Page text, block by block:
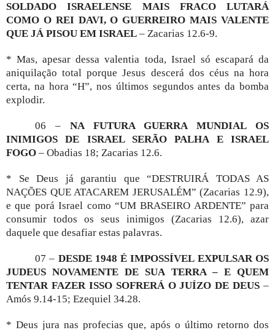
SOLDADO ISRAELENSE MAIS FRACO LUTARÁ
COMO O REI DAVI, O GUERREIRO MAIS VALENTE
QUE JÁ PISOU EM ISRAEL – Zacarias 12.6-9.
* Mas, apesar dessa valentia toda, Israel só escapará da
aniquilação total porque Jesus descerá dos céus na hora
certa, na hora “H”, nos últimos segundos antes da bomba
explodir.
06 – NA FUTURA GUERRA MUNDIAL OS
INIMIGOS DE ISRAEL SERÃO PALHA E ISRAEL
FOGO – Obadias 18; Zacarias 12.6.
* Se Deus já garantiu que “DESTRUIRÁ TODAS AS
NAÇÕES QUE ATACAREM JERUSALÉM” (Zacarias 12.9),
e que porá Israel como “UM BRASEIRO ARDENTE” para
consumir todos os seus inimigos (Zacarias 12.6), azar
daquele que desafiar estas palavras.
07 – DESDE 1948 É IMPOSSÍVEL EXPULSAR OS
JUDEUS NOVAMENTE DE SUA TERRA – E QUEM
TENTAR FAZER ISSO SOFRERÁ O JUÍZO DE DEUS –
Amós 9.14-15; Ezequiel 34.28.
* Deus jura nas profecias que, após o último retorno dos